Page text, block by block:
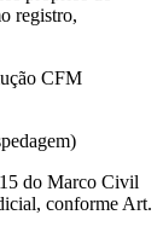
registro,
CFM
do Marco Civil
conforme Art.